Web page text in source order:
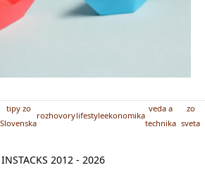
tipy zo
Slovenska
rozhovorylifestyleekonomika
veda a
technika
zo
sveta
2012 - 2026